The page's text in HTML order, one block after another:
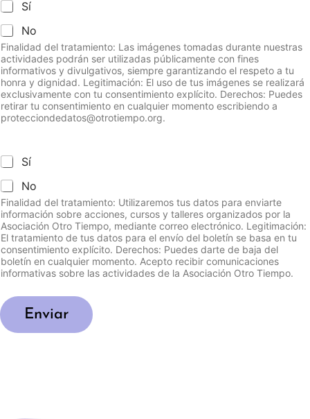
Sí
No
Finalidad del tratamiento: Las imágenes tomadas durante nuestras
actividades podrán ser utilizadas públicamente con fines
informativos y divulgativos, siempre garantizando el respeto a tu
honra y dignidad. Legitimación: El uso de tus imágenes se realizará
exclusivamente con tu consentimiento explícito. Derechos: Puedes
retirar tu consentimiento en cualquier momento escribiendo a
protecciondedatos@otrotiempo.org.
Sí
No
Finalidad del tratamiento: Utilizaremos tus datos para enviarte
información sobre acciones, cursos y talleres organizados por la
Asociación Otro Tiempo, mediante correo electrónico. Legitimación:
El tratamiento de tus datos para el envío del boletín se basa en tu
consentimiento explícito. Derechos: Puedes darte de baja del
boletín en cualquier momento. Acepto recibir comunicaciones
informativas sobre las actividades de la Asociación Otro Tiempo.
Enviar